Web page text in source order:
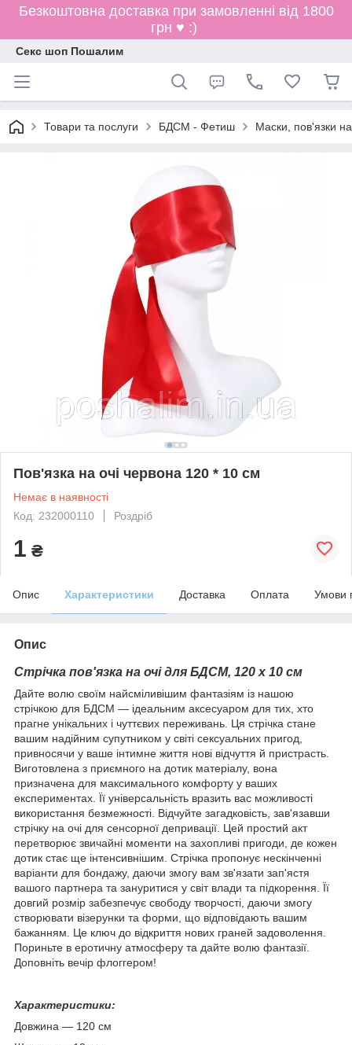
Безкоштовна доставка при замовленні від 1800
грн ♥ :)
Секс шоп Пошалим
Товари та послуги БДСМ - Фетиш Маски, пов'язки на
Пов'язка на очі червона 120 * 10 см
Немає в наявності
Код: 232000110
Роздріб
1 ₴
Опис Характеристики Доставка Оплата Умови
Опис
Стрічка пов'язка на очі для БДСМ, 120 х 10 см
Дайте волю своїм найсміливішим фантазіям із нашою
стрічкою для БДСМ — ідеальним аксесуаром для тих, хто
прагне унікальних і чуттєвих переживань. Ця стрічка стане
вашим надійним супутником у світі сексуальних пригод,
привносячи у ваше інтимне життя нові відчуття й пристрасть.
Виготовлена з приємного на дотик матеріалу, вона
призначена для максимального комфорту у ваших
експериментах. Її універсальність вразить вас можливості
використання безмежності. Відчуйте загадковість, зав'язавши
стрічку на очі для сенсорної депривації. Цей простий акт
перетворює звичайні моменти на захопливі пригоди, де кожен
дотик стає ще інтенсивнішим. Стрічка пропонує нескінченні
варіанти для бондажу, даючи змогу вам зв'язати зап'ястя
вашого партнера та зануритися у світ влади та підкорення. Її
довгий розмір забезпечує свободу творчості, даючи змогу
створювати візерунки та форми, що відповідають вашим
бажанням. Це ключ до відкриття нових граней задоволення.
Пориньте в еротичну атмосферу та дайте волю фантазії.
Доповніть вечір флоггером!
Характеристики:
Довжина — 120 см